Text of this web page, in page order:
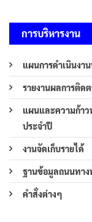
การบริหารงาน
แผนการดำเนินงา
รายงานผลการติ
แผนและความก้าว
ประจำปี
งานจัดเก็บรายได้
ฐานข้อมูลถนนทา
คำสั่งต่างๆ